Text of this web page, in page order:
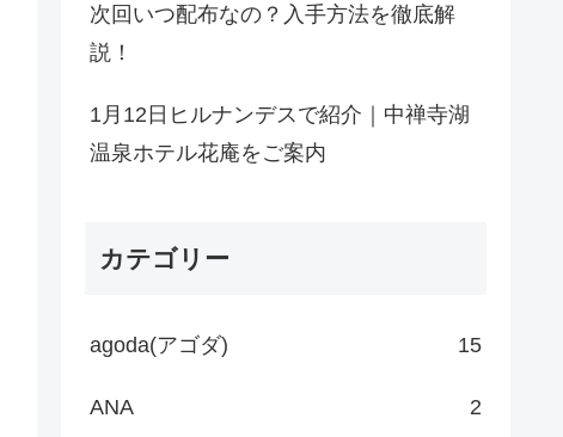
次回いつ配布なの？入手方法を徹底解
説！
1月12日ヒルナンデスで紹介｜中禅寺湖
温泉ホテル花庵をご案内
カテゴリー
agoda(アゴダ) 15
ANA 2